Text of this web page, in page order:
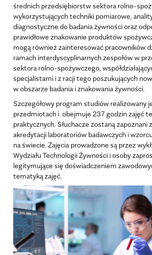
średnich przedsiębiorstw sektora rolno-
wykorzystujących techniki pomiarowe,
diagnostyczne do badania żywności oraz
prawidłowe znakowanie produktów
mogą również zainteresować pracowników
ramach interdyscyplinarnych zespołów w
sektora rolno-spożywczego,
specjalistami i z racji tego poszukujących
w obszarze badania i znakowania żywności.
Szczegółowy program studiów realizowany
przedmiotach i obejmuje 237 godzin zajęć
praktycznych. Słuchacze zostaną zapoznani
akredytacji laboratoriów badawczych i
na świecie. Zajęcia prowadzone są przez
Wydziału Technologii Żywności i osoby
legitymujące się doświadczeniem
tematyką zajęć.